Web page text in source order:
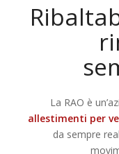
La RAO è
allestimenti per
da sempre